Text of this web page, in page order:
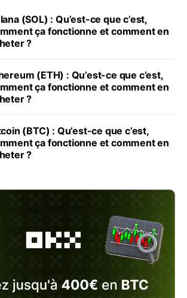
(SOL) : Qu’est-ce que c’est,
ça fonctionne et comment en
?
(ETH) : Qu’est-ce que c’est,
ça fonctionne et comment en
?
(BTC) : Qu’est-ce que c’est,
ça fonctionne et comment en
?